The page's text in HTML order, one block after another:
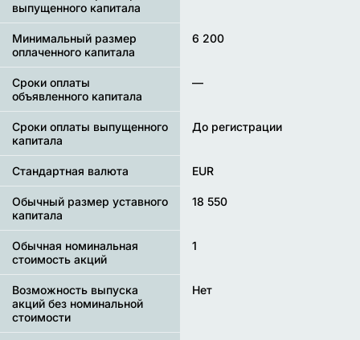
выпущенного капитала
Минимальный размер
оплаченного капитала
6 200
Сроки оплаты
объявленного капитала
—
Сроки оплаты выпущенного
капитала
До регистрации
Стандартная валюта EUR
Обычный размер уставного
капитала
18 550
Обычная номинальная
стоимость акций
1
Возможность выпуска
акций без номинальной
стоимости
Нет